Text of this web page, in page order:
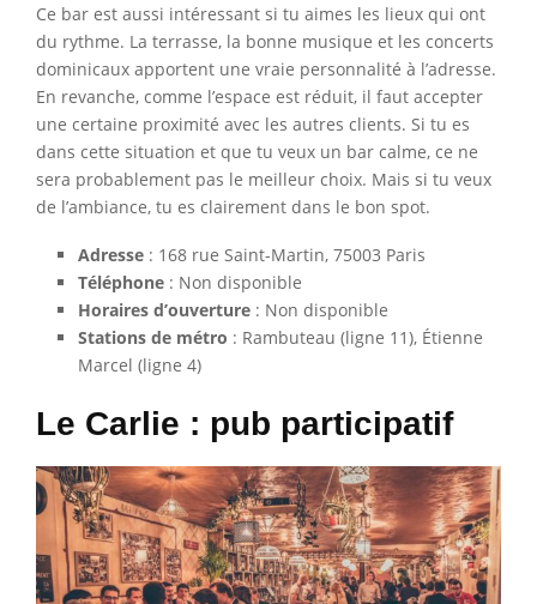
Ce bar est aussi intéressant si tu aimes les lieux qui ont
du rythme. La terrasse, la bonne musique et les concerts
dominicaux apportent une vraie personnalité à l’adresse.
En revanche, comme l’espace est réduit, il faut accepter
une certaine proximité avec les autres clients. Si tu es
dans cette situation et que tu veux un bar calme, ce ne
sera probablement pas le meilleur choix. Mais si tu veux
de l’ambiance, tu es clairement dans le bon spot.
Adresse : 168 rue Saint-Martin, 75003 Paris
Téléphone : Non disponible
Horaires d’ouverture : Non disponible
Stations de métro : Rambuteau (ligne 11), Étienne
Marcel (ligne 4)
Le Carlie : pub participatif